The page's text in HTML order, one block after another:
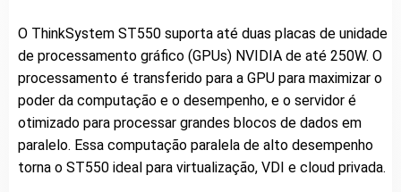
O ThinkSystem ST550 suporta até duas placas de unidade
de processamento gráfico (GPUs) NVIDIA de até 250W. O
processamento é transferido para a GPU para maximizar o
poder da computação e o desempenho, e o servidor é
otimizado para processar grandes blocos de dados em
paralelo. Essa computação paralela de alto desempenho
torna o ST550 ideal para virtualização, VDI e cloud privada.